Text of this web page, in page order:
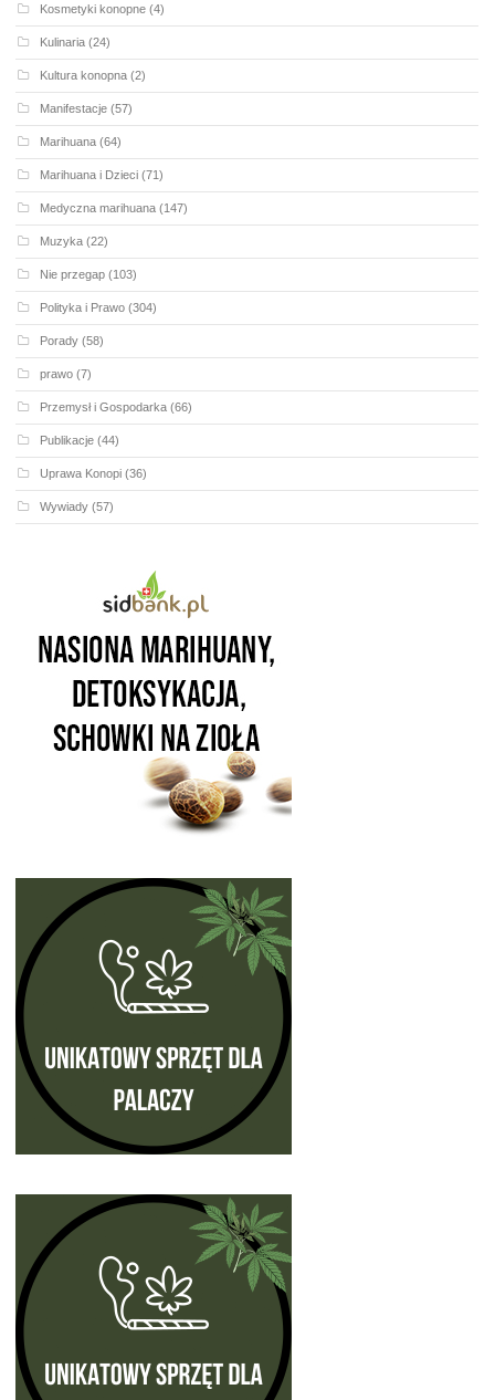
Kosmetyki konopne (4)
Kulinaria (24)
Kultura konopna (2)
Manifestacje (57)
Marihuana (64)
Marihuana i Dzieci (71)
Medyczna marihuana (147)
Muzyka (22)
Nie przegap (103)
Polityka i Prawo (304)
Porady (58)
prawo (7)
Przemysł i Gospodarka (66)
Publikacje (44)
Uprawa Konopi (36)
Wywiady (57)